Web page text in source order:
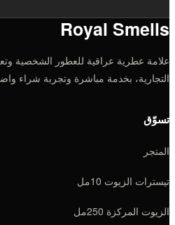
Royal Smells
علامة عطرية عراقية للعطور الشخصية
التجارية، بخدمة مباشرة وتجربة شراء
تسوّق
المتجر
تيسترات الزيوت 10مل
الزيوت المركزة 250مل